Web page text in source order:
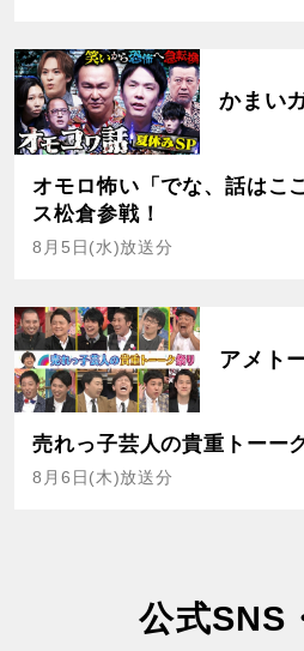
かまい
オモロ怖い「でな、話はこ
ス松倉参戦！
8月5日(水)放送分
アメト
売れっ子芸人の貴重トーー
8月6日(木)放送分
公式SNS